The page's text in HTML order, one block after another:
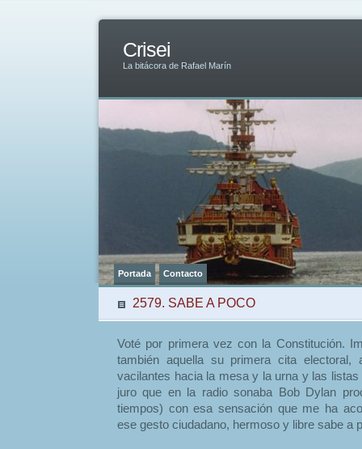
Crisei
La bitácora de Rafael Marín
Portada Contacto
2579. SABE A POCO
Voté por primera vez con la Constitución.
también aquella su primera cita electoral,
vacilantes hacia la mesa y la urna y las
juro que en la radio sonaba Bob Dylan
tiempos) con esa sensación que me ha
ese gesto ciudadano, hermoso y libre sabe a